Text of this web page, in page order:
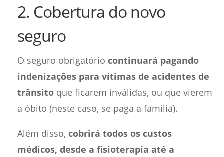
2. Cobertura do novo
seguro
O seguro obrigatório continuará pagando
indenizações para vítimas de acidentes de
trânsitoque ficarem inválidas, ou que vierem
a óbito (neste caso, se paga a família).
Além disso, cobrirá todos os custos
médicos, desde a fisioterapia até a